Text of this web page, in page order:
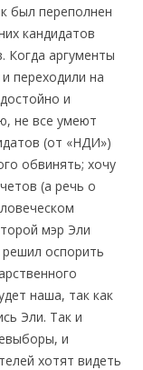
был переполнен
кандидатов
Когда аргументы
переходили на
и
не все умеют
(от «НДИ»)
обвинять; хочу
(а речь о
мэр Эли
оспорить
наша, так как
Эли. Так и
и
хотят видеть